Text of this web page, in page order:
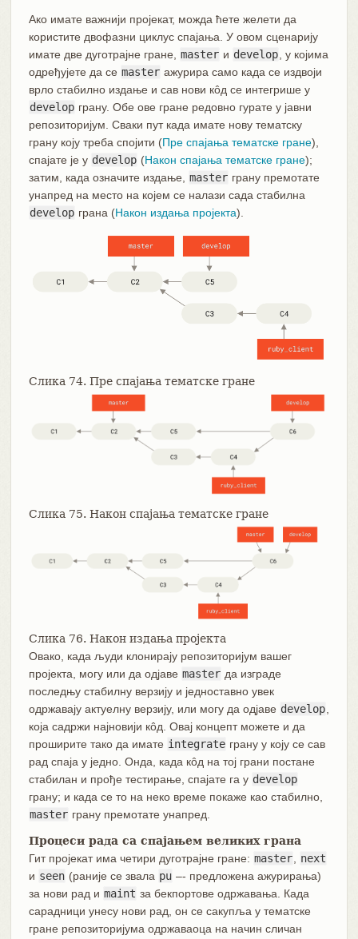
Ако имате важнији пројекат, можда ћете желети да
користите двофазни циклус спајања. У овом сценарију
имате две дуготрајне гране, master и develop , у којима
одређујете да се master ажурира само када се издвоји
врло стабилно издање и сав нови кôд се интегрише у
develop грану. Обе ове гране редовно гурате у јавни
репозиторијум. Сваки пут када имате нову тематску
грану коју треба спојити (Пре спајања тематске гране),
спајате је у develop (Након спајања тематске гране);
затим, када означите издање, master грану премотате
унапред на место на којем се налази сада стабилна
develop грана (Након издања пројекта).
Слика 74. Пре спајања тематске гране
Слика 75. Након спајања тематске гране
Слика 76. Након издања пројекта
Овако, када људи клонирају репозиторијум вашег
пројекта, могу или да одјаве master да изграде
последњу стабилну верзију и једноставно увек
одржавају актуелну верзију, или могу да одјаве develop,
која садржи најновији кôд. Овај концепт можете и да
проширите тако да имате integrate грану у коју се сав
рад спаја у једно. Онда, када кôд на тој грани постане
стабилан и прође тестирање, спајате га у develop
грану; и када се то на неко време покаже као стабилно,
master грану премотате унапред.
Процеси рада са спајањем великих грана
Гит пројекат има четири дуготрајне гране: master, next
и seen (раније се звала pu –- предложена ажурирања)
за нови рад и maint за бекпортове одржавања. Када
сарадници унесу нови рад, он се сакупља у тематске
гране репозиторијума одржаваоца на начин сличан